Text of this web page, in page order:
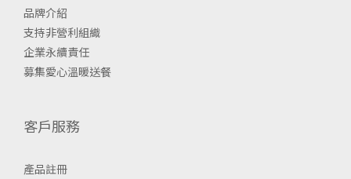
品牌介紹
支持非營利組織
企業永續責任
募集愛心溫暖送餐
客戶服務
產品註冊